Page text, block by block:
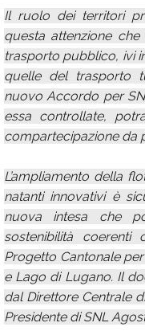
Il ruolo dei territori
questa attenzione
trasporto pubblico, ivi
quelle del trasporto
nuovo Accordo per
essa controllate,
compartecipazione da
L’ampliamento della
natanti innovativi è
nuova intesa che
sostenibilità
Progetto Cantonale
e Lago di Lugano. Il
dal Direttore Centrale
Presidente di SNL